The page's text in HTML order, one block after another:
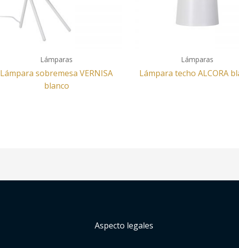
Lámparas
Lámpara sobremesa VERNISA
blanco
Lámparas
Lámpara techo ALCORA
Aspecto legales